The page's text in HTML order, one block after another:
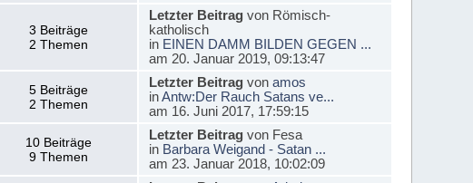
3 Beiträge
2 Themen
Letzter Beitragvon Römisch-
katholisch
in EINEN DAMM BILDEN GEGEN ...
am 20. Januar 2019, 09:13:47
5 Beiträge
2 Themen
Letzter Beitragvon amos
inAntw:Der Rauch Satans ve...
am 16. Juni 2017, 17:59:15
10 Beiträge
9 Themen
Letzter Beitragvon Fesa
in Barbara Weigand - Satan ...
am 23. Januar 2018, 10:02:09